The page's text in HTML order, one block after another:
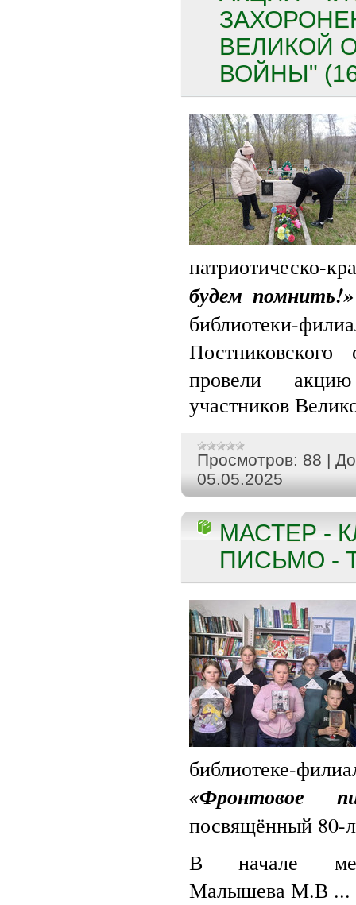
ВЕЛИКОЙ
ВОЙНЫ"
патриотическо-
будем помнить!»
библиотеки-
провели
участников
Просмотров: 88 |
05.05.2025
МАСТЕР -
ПИСЬМО -
библиотеке-
«Фронтовое
посвящённый 80-
В начале
Малышева М.В ...